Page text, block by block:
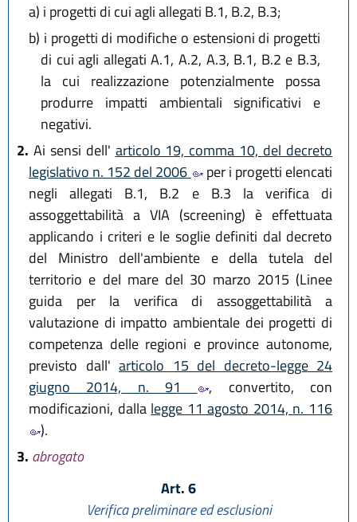
a) i progetti di cui agli allegati B.1, B.2, B.3;
b) i progetti di modifiche o estensioni di progetti
di cui agli allegati A.1, A.2, A.3, B.1, B.2 e B.3,
la cui realizzazione potenzialmente possa
produrre impatti ambientali significativi e
negativi.
2. Ai sensi dell' articolo 19, comma 10, del decreto
legislativo n. 152 del 2006
per i progetti elencati
negli allegati B.1, B.2 e B.3 la verifica di
assoggettabilità a VIA (screening) è effettuata
applicando i criteri e le soglie definiti dal decreto
del Ministro dell'ambiente e della tutela del
territorio e del mare del 30 marzo 2015 (Linee
guida per la verifica di assoggettabilità a
valutazione di impatto ambientale dei progetti di
competenza delle regioni e province autonome,
previsto dall' articolo 15 del decreto-legge 24
giugno 2014, n. 91
, convertito, con
modificazioni, dalla legge 11 agosto 2014, n. 116
).
3. abrogato
Art. 6
Verifica preliminare ed esclusioni